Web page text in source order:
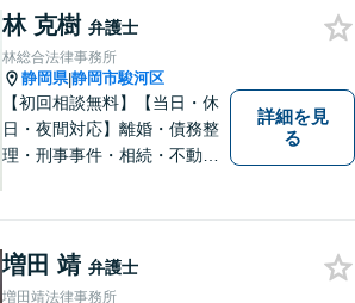
標、著作権、不正競争防止法
の専門知識・経験豊富」「リ
ーガルフォースの高精度契約
書チェック」
林 克樹 弁護士
林総合法律事務所
静岡県|静岡市駿河区
【初回相談無料】【当日・休
日・夜間対応】離婚・債務整
理・刑事事件・相続・不動産
す。法人・個人事業主の事業
再建・債務整理の問題解決に
詳細を見
る
増田 靖 弁護士
増田靖法律事務所